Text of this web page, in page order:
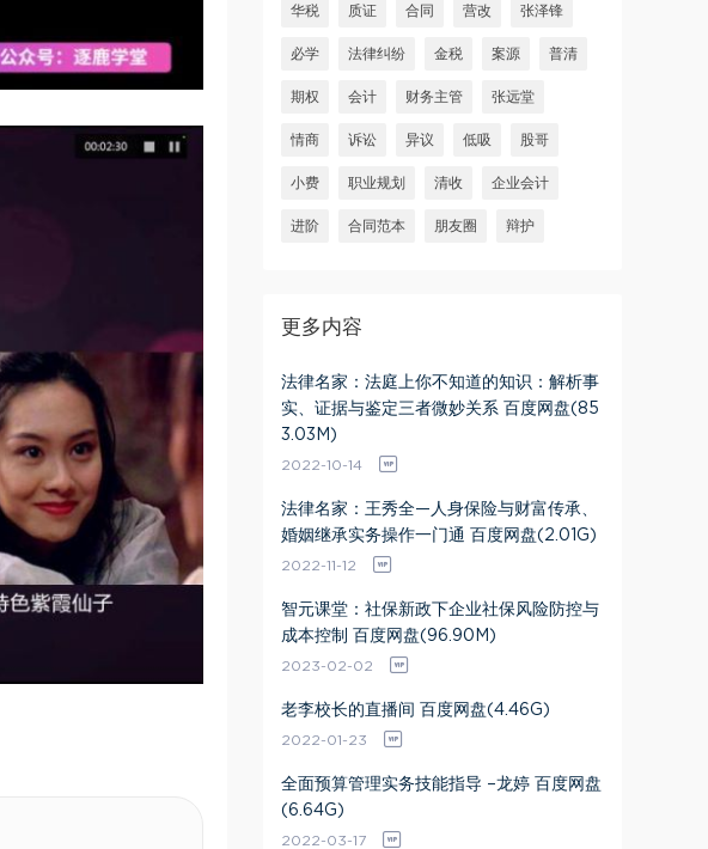
华税 质证 合同 营改 张泽锋
必学 法律纠纷 金税 案源 普清
期权 会计 财务主管 张远堂
情商 诉讼 异议 低吸 股哥
小费 职业规划 清收 企业会计
进阶 合同范本 朋友圈 辩护
更多内容
法律名家：法庭上你不知道的知识：解析事
实、证据与鉴定三者微妙关系 百度网盘(85
3.03M)
2022-10-14
法律名家：王秀全—人身保险与财富传承、
婚姻继承实务操作一门通 百度网盘(2.01G)
2022-11-12
智元课堂：社保新政下企业社保风险防控与
成本控制 百度网盘(96.90M)
2023-02-02
老李校长的直播间 百度网盘(4.46G)
2022-01-23
全面预算管理实务技能指导 –龙婷 百度网盘
(6.64G)
2022-03-17